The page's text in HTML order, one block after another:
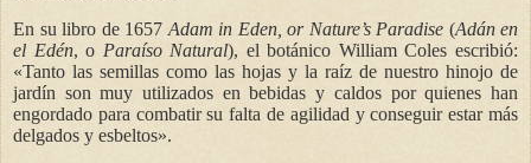
En su libro de 1657 Adam in Eden, or Nature’s Paradise (Adán en
el Edén, o Paraíso Natural), el botánico William Coles escribió:
«Tanto las semillas como las hojas y la raíz de nuestro hinojo de
jardín son muy utilizados en bebidas y caldos por quienes han
engordado para combatir su falta de agilidad y conseguir estar más
delgados y esbeltos».